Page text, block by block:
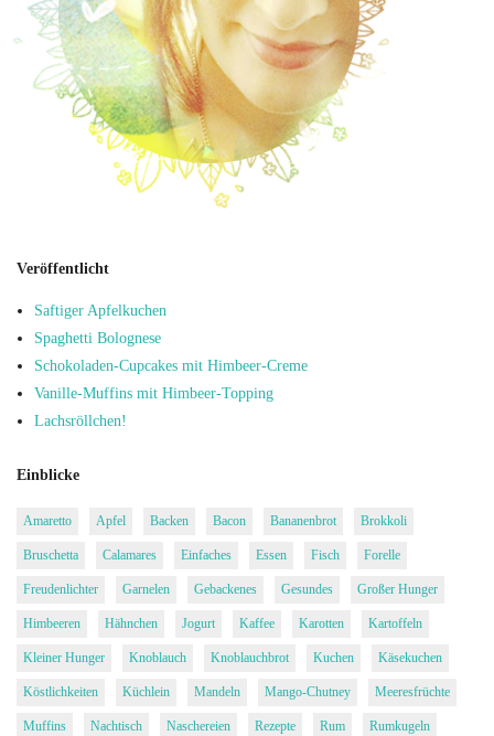
Veröffentlicht
Saftiger Apfelkuchen
Spaghetti Bolognese
Schokoladen-Cupcakes mit Himbeer-Creme
Vanille-Muffins mit Himbeer-Topping
Lachsröllchen!
Einblicke
Amaretto Apfel Backen Bacon Bananenbrot Brokkoli
Bruschetta Calamares Einfaches Essen Fisch Forelle
Freudenlichter Garnelen Gebackenes Gesundes Großer Hunger
Himbeeren Hähnchen Jogurt Kaffee Karotten Kartoffeln
Kleiner Hunger Knoblauch Knoblauchbrot Kuchen Käsekuchen
Köstlichkeiten Küchlein Mandeln Mango-Chutney Meeresfrüchte
Muffins Nachtisch Naschereien Rezepte Rum Rumkugeln